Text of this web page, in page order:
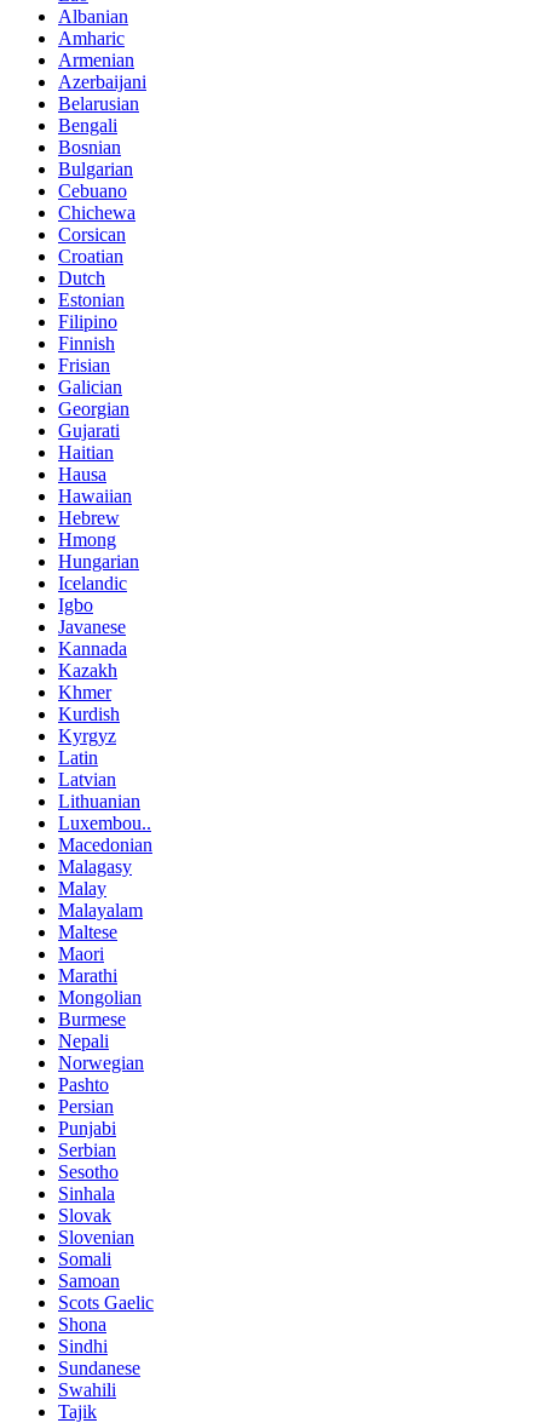
Albanian
Amharic
Armenian
Azerbaijani
Belarusian
Bengali
Bosnian
Bulgarian
Cebuano
Chichewa
Corsican
Croatian
Dutch
Estonian
Filipino
Finnish
Frisian
Galician
Georgian
Gujarati
Haitian
Hausa
Hawaiian
Hebrew
Hmong
Hungarian
Icelandic
Igbo
Javanese
Kannada
Kazakh
Khmer
Kurdish
Kyrgyz
Latin
Latvian
Lithuanian
Luxembou..
Macedonian
Malagasy
Malay
Malayalam
Maltese
Maori
Marathi
Mongolian
Burmese
Nepali
Norwegian
Pashto
Persian
Punjabi
Serbian
Sesotho
Sinhala
Slovak
Slovenian
Somali
Samoan
Scots Gaelic
Shona
Sindhi
Sundanese
Swahili
Tajik